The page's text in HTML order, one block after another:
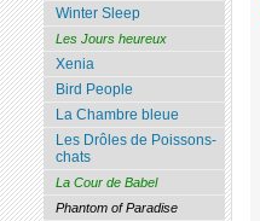
Winter Sleep
Les Jours heureux
Xenia
Bird People
La Chambre bleue
Les Drôles de Poissons-
chats
La Cour de Babel
Phantom of Paradise